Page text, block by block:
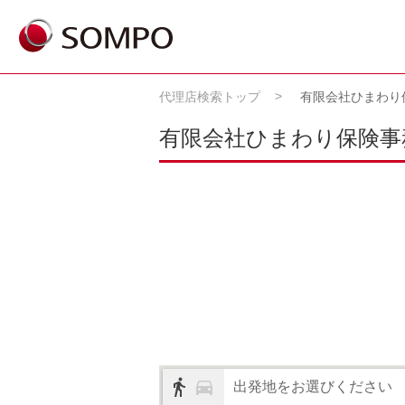
代理店検索トップ 有限会社ひまわり
有限会社ひまわり保険
出発地をお選びください